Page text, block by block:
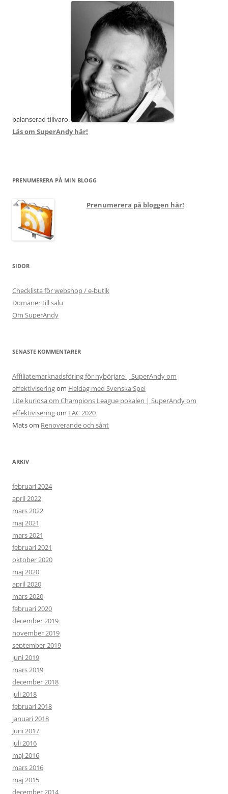
balanserad tillvaro.
Läs om SuperAndy här!
PRENUMERERA PÅ MIN BLOGG
Prenumerera på bloggen här!
SIDOR
Checklista för webshop / e-butik
Domäner till salu
Om SuperAndy
SENASTE KOMMENTARER
Affiliatemarknadsföring för nybörjare | SuperAndy om
effektiviseringom Heldag med Svenska Spel
Lite kuriosa om Champions League pokalen | SuperAndy om
effektiviseringom LAC 2020
Matsom Renoverande och sånt
ARKIV
februari 2024
april 2022
mars 2022
maj 2021
mars 2021
februari 2021
oktober 2020
maj 2020
april 2020
mars 2020
februari 2020
december 2019
november 2019
september 2019
juni 2019
mars 2019
december 2018
juli 2018
februari 2018
januari 2018
juni 2017
juli 2016
maj 2016
mars 2016
maj 2015
december 2014